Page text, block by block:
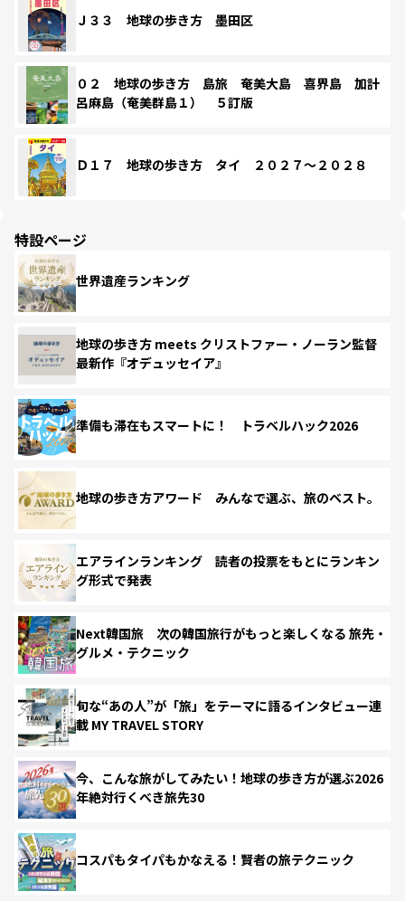
Ｊ３３ 地球の歩き方 墨田区
０２ 地球の歩き方 島旅 奄美大島 喜界島 加計
呂麻島（奄美群島１） ５訂版
Ｄ１７ 地球の歩き方 タイ ２０２７～２０２８
特設ページ
世界遺産ランキング
地球の歩き方 meets クリストファー・ノーラン監督
最新作『オデュッセイア』
準備も滞在もスマートに！ トラベルハック2026
地球の歩き方アワード みんなで選ぶ、旅のベスト。
エアラインランキング 読者の投票をもとにランキン
グ形式で発表
Next韓国旅 次の韓国旅行がもっと楽しくなる 旅先・
グルメ・テクニック
旬な“あの人”が「旅」をテーマに語るインタビュー連
載 MY TRAVEL STORY
今、こんな旅がしてみたい！地球の歩き方が選ぶ2026
年絶対行くべき旅先30
コスパもタイパもかなえる！賢者の旅テクニック